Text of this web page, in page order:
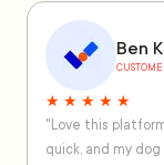
Ben
★ ★ ★ ★ ★
"Love this
quick, and my